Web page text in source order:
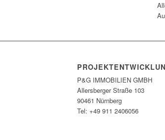
P&G IMMOBILIEN GMBH
Allersberger Straße 103
90461 Nürnberg
Tel: +49 911 2406056